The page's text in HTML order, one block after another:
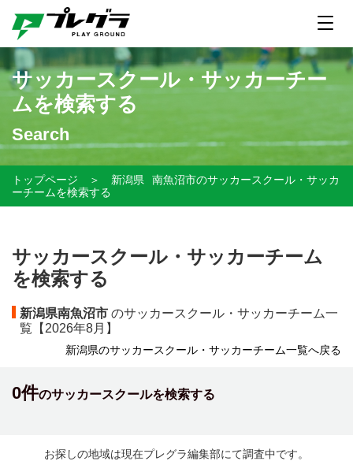
サッカースクール・サッカーチー
ムを検索する
Search
トップページ ＞ 新潟県
南魚沼市のサッカースクール・サッカ
ーチームを検索する
サッカースクール・サッカーチーム
を検索する
新潟県南魚沼市 のサッカースクール・サッカーチーム一
覧【 2026年8月】
新潟県のサッカースクール・サッカーチーム一覧へ戻る
0件のサッカースクールを検索する
お探しの地域は現在プレグラ編集部にて調査中です。